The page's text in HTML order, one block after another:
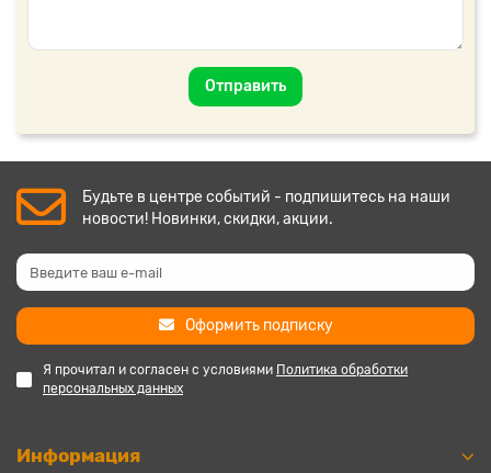
Отправить
Будьте в центре событий - подпишитесь на наши
новости! Новинки, скидки, акции.
Оформить подписку
Я прочитал и согласен с условиями Политика обработки
персональных данных
Информация